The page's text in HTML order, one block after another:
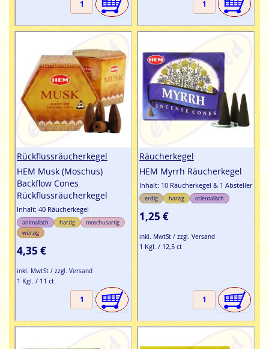
Rückflussräucherkegel
HEM Musk (Moschus)
Backflow Cones
Rückflussräucherkegel
Inhalt: 40 Räucherkegel
animalisch harzig
moschusartig
würzig
4,35 €
inkl. MwtSt / zzgl. Versand
1 Kgl. / 11 ct
Räucherkegel
HEM Myrrh Räucherkegel
Inhalt: 10 Räucherkegel & 1 Absteller
erdig harzig orientalisch
1,25 €
inkl. MwtSt / zzgl. Versand
1 Kgl. / 12,5 ct